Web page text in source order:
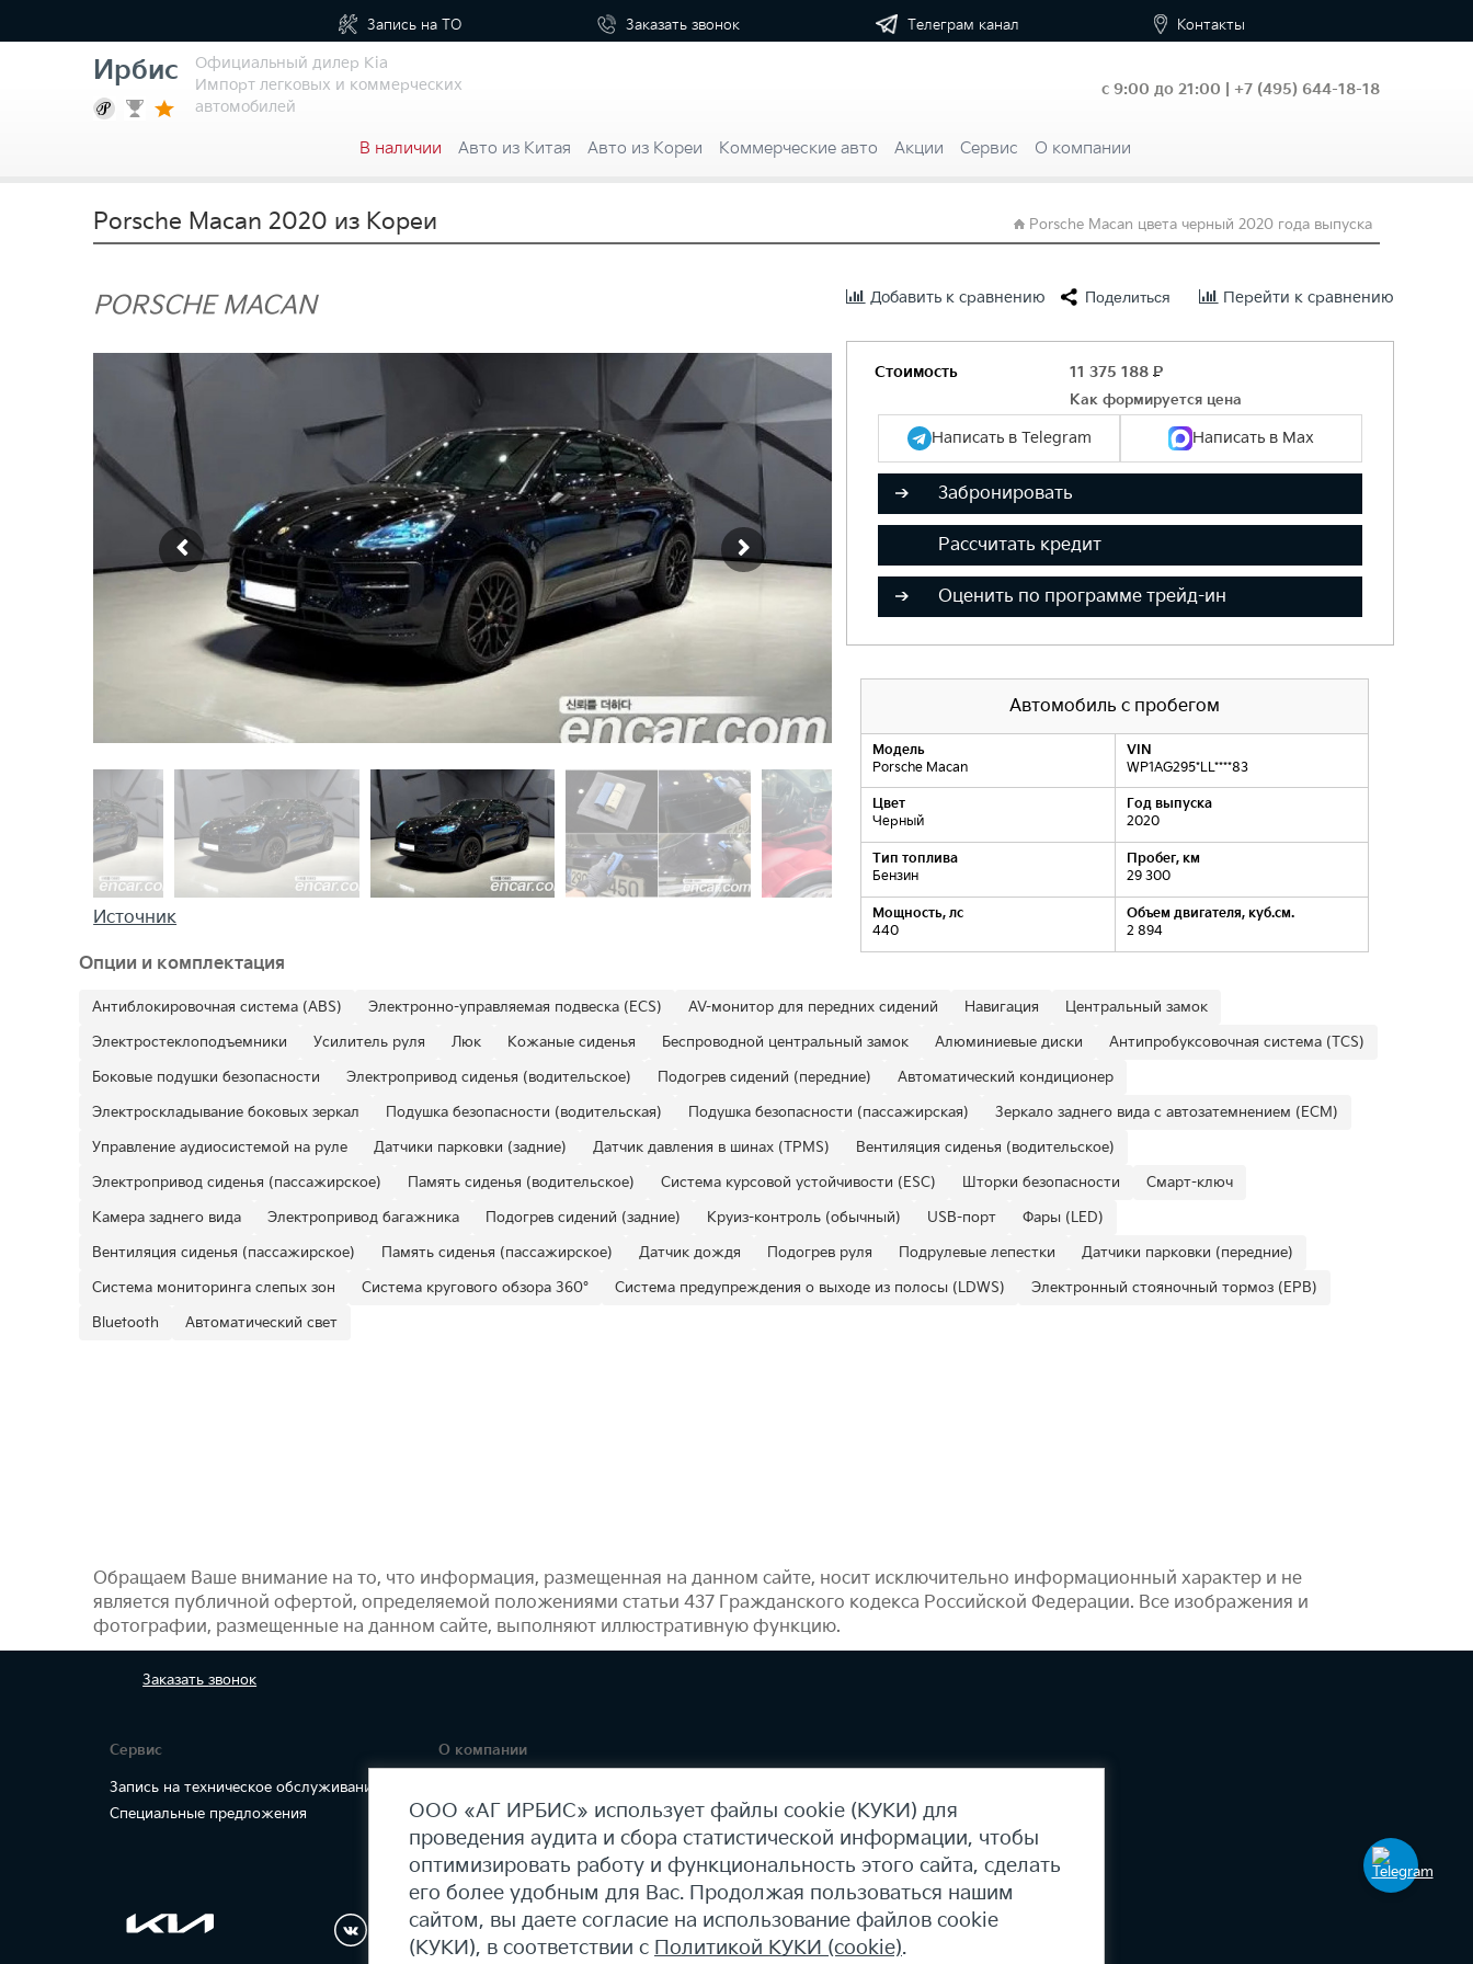
Запись на ТО Заказать звонок Телеграм канал Контакты
Ирбис
Официальный дилер Kia
Импорт легковых и коммерческих
автомобилей
с 9:00 до 21:00 | +7 (495) 644-18-18
В наличии Авто из Китая Авто из Кореи Коммерческие авто Акции Сервис О компании
Porsche Macan цвета черный 2020 года выпуска
Porsche Macan 2020 из Кореи
PORSCHE MACAN
Источник
Добавить к сравнению Поделиться Перейти к сравнению
Стоимость 11 375 188 Р
Как формируется цена
Написать в Telegram Написать в Max
Забронировать
Рассчитать кредит
Оценить по программе трейд-ин
Автомобиль с пробегом
Модель
Porsche Macan
VIN
WP1AG295*LL****83
Цвет
Черный
Год выпуска
2020
Тип топлива
Бензин
Пробег, км
29 300
Мощность, лс
440
Объем двигателя, куб.см.
2 894
Опции и комплектация
Антиблокировочная система (ABS) Электронно-управляемая подвеска (ECS) AV-монитор для передних сидений Навигация
Центральный замок
Электростеклоподъемники
Усилитель руля Люк Кожаные сиденья Беспроводной центральный замок Алюминиевые диски
Антипробуксовочная система (TCS)
Боковые подушки безопасности
Электропривод сиденья (водительское) Подогрев сидений (передние)
Автоматический кондиционер
Электроскладывание боковых зеркал
Подушка безопасности (водительская) Подушка безопасности (пассажирская)
Зеркало заднего вида с автозатемнением (ECM)
Управление аудиосистемой на руле
Датчики парковки (задние) Датчик давления в шинах (TPMS)
Вентиляция сиденья (водительское)
Электропривод сиденья (пассажирское)
Память сиденья (водительское) Система курсовой устойчивости (ESC) Шторки безопасности
Смарт-ключ
Камера заднего вида
Электропривод багажника Подогрев сидений (задние) Круиз-контроль (обычный) USB-порт
Фары (LED)
Вентиляция сиденья (пассажирское)
Память сиденья (пассажирское) Датчик дождя Подогрев руля Подрулевые лепестки
Датчики парковки (передние)
Система мониторинга слепых зон
Система кругового обзора 360° Система предупреждения о выходе из полосы (LDWS)
Электронный стояночный тормоз (EPB)
Bluetooth
Автоматический свет
Обращаем Ваше внимание на то, что информация, размещенная на данном сайте, носит исключительно информационный характер и не
является публичной офертой, определяемой положениями статьи 437 Гражданского кодекса Российской Федерации. Все изображения и
фотографии, размещенные на данном сайте, выполняют иллюстративную функцию.
Заказатьзвонок
Сервис
Запись на техническое обслуживание
Специальные предложения
О компании
ООО «АГ ИРБИС» использует файлы cookie (КУКИ) для
проведения аудита и сбора статистической информации, чтобы
оптимизировать работу и функциональность этого сайта, сделать
его более удобным для Вас. Продолжая пользоваться нашим
сайтом, вы даете согласие на использование файлов cookie
(КУКИ), в соответствии с Политикой КУКИ (cookie).